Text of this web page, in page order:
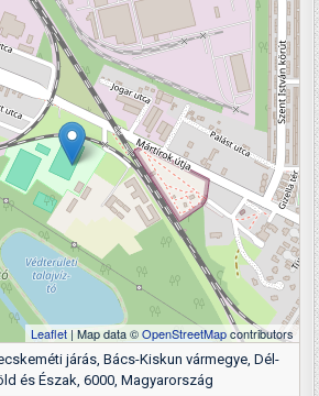
Leaflet | Map data ©OpenStreetMapcontributors
járás, Bács-Kiskun vármegye, Dél-
és Észak, 6000, Magyarország